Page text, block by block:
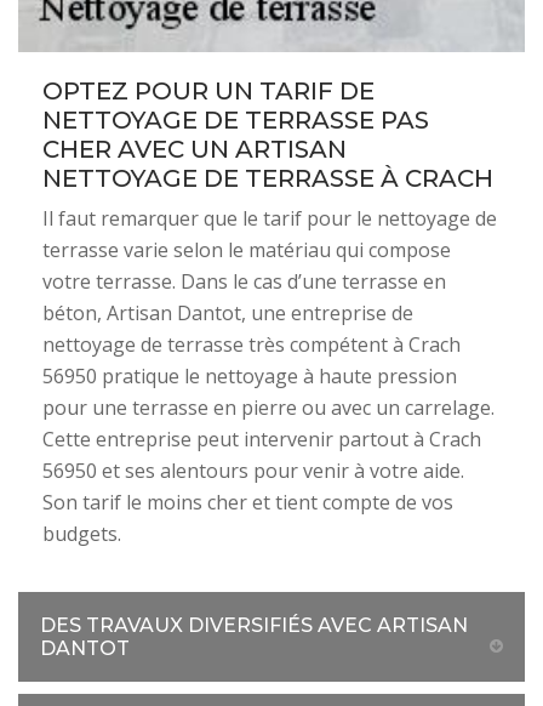
OPTEZ POUR UN TARIF DE
NETTOYAGE DE TERRASSE PAS
CHER AVEC UN ARTISAN
NETTOYAGE DE TERRASSE À CRACH
Il faut remarquer que le tarif pour le nettoyage de
terrasse varie selon le matériau qui compose
votre terrasse. Dans le cas d’une terrasse en
béton, Artisan Dantot, une entreprise de
nettoyage de terrasse très compétent à Crach
56950 pratique le nettoyage à haute pression
pour une terrasse en pierre ou avec un carrelage.
Cette entreprise peut intervenir partout à Crach
56950 et ses alentours pour venir à votre aide.
Son tarif le moins cher et tient compte de vos
budgets.
DES TRAVAUX DIVERSIFIÉS AVEC ARTISAN
DANTOT